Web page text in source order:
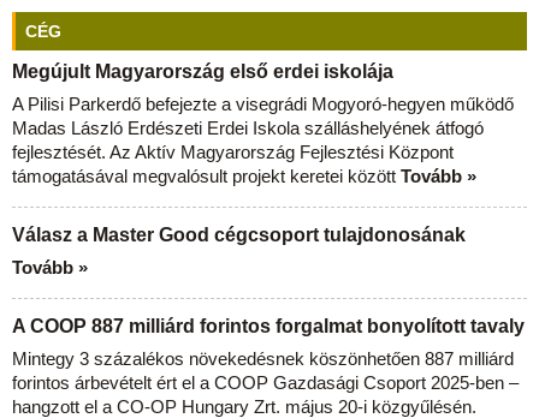
CÉG
Megújult Magyarország első erdei iskolája
A Pilisi Parkerdő befejezte a visegrádi Mogyoró-hegyen működő
Madas László Erdészeti Erdei Iskola szálláshelyének átfogó
fejlesztését. Az Aktív Magyarország Fejlesztési Központ
támogatásával megvalósult projekt keretei között Tovább »
Válasz a Master Good cégcsoport tulajdonosának
Tovább »
A COOP 887 milliárd forintos forgalmat bonyolított tavaly
Mintegy 3 százalékos növekedésnek köszönhetően 887 milliárd
forintos árbevételt ért el a COOP Gazdasági Csoport 2025-ben –
hangzott el a CO-OP Hungary Zrt. május 20-i közgyűlésén.